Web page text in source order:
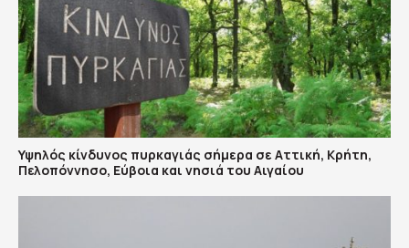
Υψηλός κίνδυνος πυρκαγιάς σήμερα σε Αττική, Κρήτη,
Πελοπόννησο, Εύβοια και νησιά του Αιγαίου